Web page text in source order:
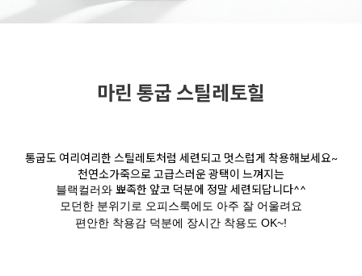
마린 통굽 스틸레토힐
통굽도 여리여리한 스틸레토처럼 세련되고 멋스럽게 착용해보세요~
천연소가죽으로 고급스러운 광택이 느껴지는
블랙컬러와 뾰족한 앞코 덕분에 정말 세련되답니다^^
모던한 분위기로 오피스룩에도 아주 잘 어울려요
편안한 착용감 덕분에 장시간 착용도 OK~!